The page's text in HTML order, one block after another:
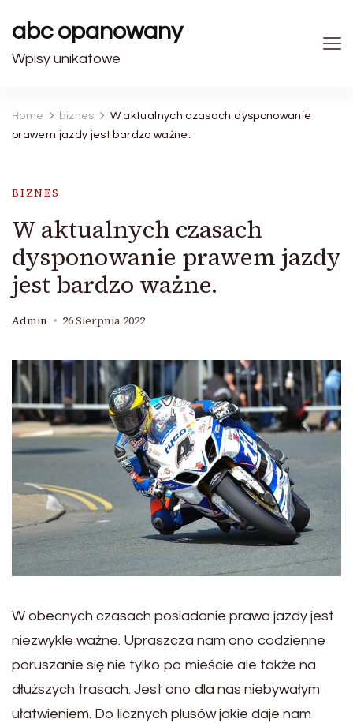
abc opanowany
Wpisy unikatowe
Home biznes
W aktualnych czasach dysponowanie
prawem jazdy jest bardzo ważne.
BIZNES
W aktualnych czasach
dysponowanie prawem jazdy
jest bardzo ważne.
Admin 26 Sierpnia 2022
W obecnych czasach posiadanie prawa jazdy jest
niezwykle ważne. Upraszcza nam ono codzienne
poruszanie się nie tylko po mieście ale także na
dłuższych trasach. Jest ono dla nas niebywałym
ułatwieniem. Do licznych plusów jakie daje nam